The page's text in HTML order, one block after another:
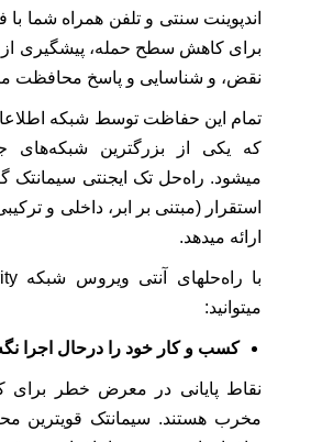
اندپوینت سنتی و تلفن همراه شما با
برای کاهش سطح حمله، پیشگیری از
نقض، و شناسایی و پاسخ محافظت
تمام این حفاظت توسط شبکه
که یکی از بزرگترین شبکه‌های
میشود. راه‌حل تک ایجنتی سیمانتک
استقرار (مبتنی بر ابر، داخلی و
ارائه میدهد.
میتوانید:
کسب و کار خود را درحال اجرا نگه
نقاط پایانی در معرض خطر برای
مخرب هستند. سیمانتک قویترین